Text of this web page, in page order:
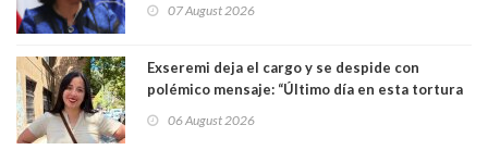
07 August 2026
Exseremi deja el cargo y se despide con
polémico mensaje: “Último día en esta tortura
06 August 2026